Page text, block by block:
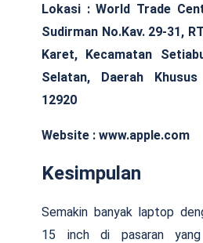
Lokasi :World Trade
Sudirman No.Kav. 29-31,
Karet, Kecamatan
Selatan, Daerah
12920
Website : www.apple.com
Kesimpulan
Semakin banyak laptop
15 inch di pasaran yang